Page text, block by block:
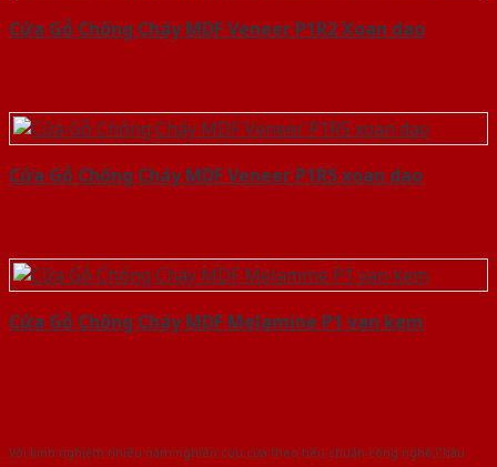
Cửa Gỗ Chống Cháy MDF Veneer P1R2 Xoan dao
Cửa Gỗ Chống Cháy MDF Veneer P1R5 xoan dao
Cửa Gỗ Chống Cháy MDF Melamine P1 van kem
Với kinh nghiệm nhiêu năm nghiên cứu cửa theo tiêu chuẩn công nghệ Châu